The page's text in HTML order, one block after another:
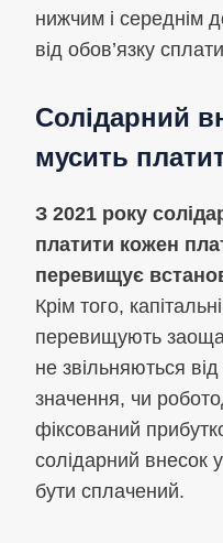
нижчим і середнім
від обов’язку
Солідарний
мусить
З 2021 року
платити кожен
перевищує
Крім того,
перевищують
не звільняються
значення, чи
фіксований
солідарний внесок
бути сплачений.